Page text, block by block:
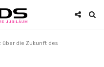
über die Zukunft des